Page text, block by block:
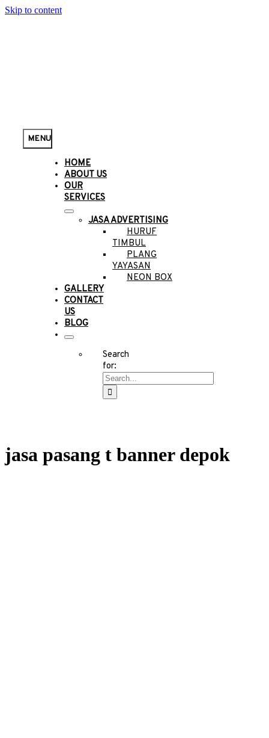
Skip to content
MENU
HOME
ABOUT US
OUR
SERVICES
JASA ADVERTISING
HURUF
TIMBUL
PLANG
YAYASAN
NEON BOX
GALLERY
CONTACT
US
BLOG
Search
for:
jasa pasang t banner depok